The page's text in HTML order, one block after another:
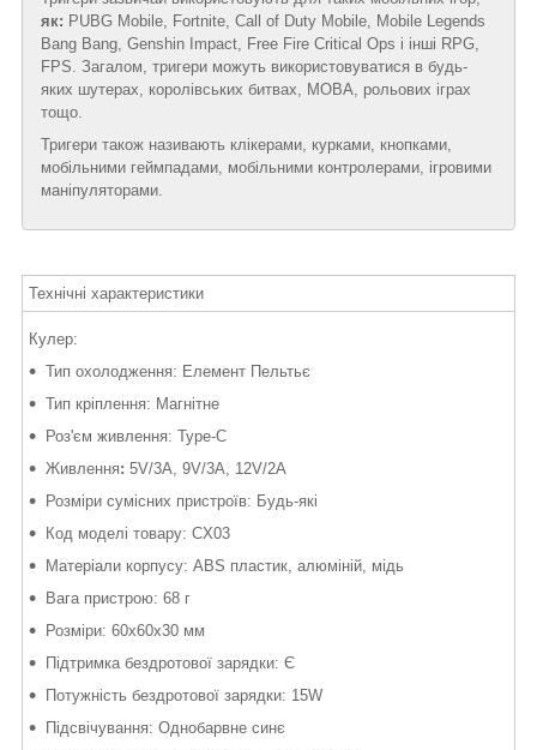
як: PUBG Mobile, Fortnite, Call of Duty Mobile, Mobile Legends
Bang Bang, Genshin Impact, Free Fire Critical Ops і інші RPG,
FPS. Загалом, тригери можуть використовуватися в будь-
яких шутерах, королівських битвах, MOBA, рольових іграх
тощо.
Тригери також називають клікерами, курками, кнопками,
мобільними геймпадами, мобільними контролерами, ігровими
маніпуляторами.
Технічні характеристики
Кулер:
Тип охолодження: Елемент Пельтьє
Тип кріплення: Магнітне
Роз'єм живлення: Type-C
Живлення: 5V/3A, 9V/3A, 12V/2A
Розміри сумісних пристроїв: Будь-які
Код моделі товару: CX03
Матеріали корпусу: ABS пластик, алюміній, мідь
Вага пристрою: 68 г
Розміри: 60x60x30 мм
Підтримка бездротової зарядки: Є
Потужність бездротової зарядки: 15W
Підсвічування: Однобарвне синє